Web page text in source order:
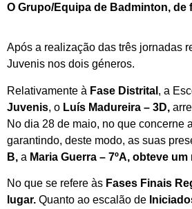
O Grupo/Equipa de Badminton, de
Após a realização das três jornadas
Juvenis nos dois géneros.
Relativamente à Fase Distrital , a
Juvenis, o Luís Madureira – 3D,
No dia 28 de maio, no que concerne
garantindo, deste modo, as suas
B, a Maria Guerra – 7ºA, obteve
No que se refere às Fases Finais
lugar. Quanto ao escalão de